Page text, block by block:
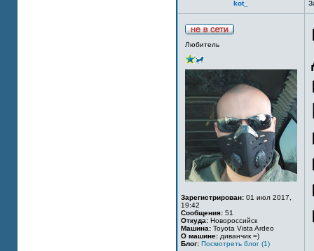
kot_
Любитель
Зарегистрирован: 01 июл 2017,
19:42
Сообщения: 51
Откуда: Новороссийск
Машина: Toyota Vista Ardeo
О машине: диванчик =)
Блог: Посмотреть блог (1)